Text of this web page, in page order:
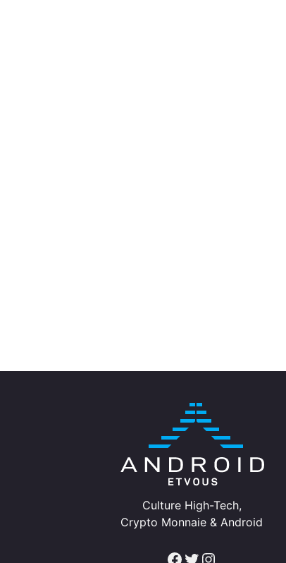
Culture High-Tech,
Crypto Monnaie & Android
Facebook Twitter Instagram